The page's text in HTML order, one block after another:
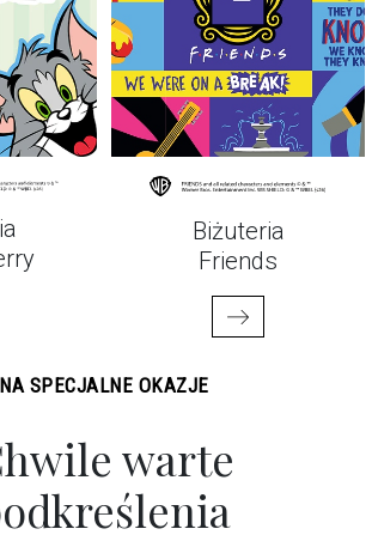
Biżuteria
Friends
NA SPECJALNE OKAZJE
warte